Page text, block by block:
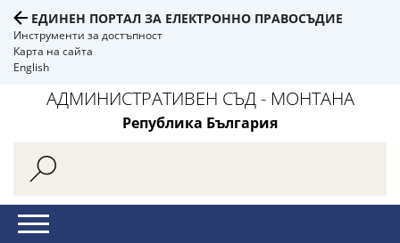
ЕДИНЕН ПОРТАЛ ЗА ЕЛЕКТРОННО ПРАВОСЪДИЕ
Инструменти за достъпност
Карта на сайта
English
АДМИНИСТРАТИВЕН СЪД - МОНТАНА
Република България